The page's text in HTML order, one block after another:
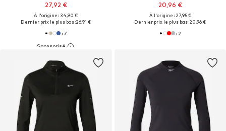
27,92 €
À l'origine : 34,90 €
Dernier prix le plus bas :26,91 €
+7
20,96 €
À l'origine : 27,95 €
Dernier prix le plus bas :20,96 €
+2